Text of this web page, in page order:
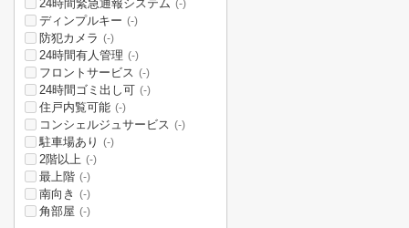
24時間緊急通報システム (-)
ディンプルキー (-)
防犯カメラ (-)
24時間有人管理 (-)
フロントサービス (-)
24時間ゴミ出し可 (-)
住戸内覧可能 (-)
コンシェルジュサービス (-)
駐車場あり (-)
2階以上 (-)
最上階 (-)
南向き (-)
角部屋 (-)